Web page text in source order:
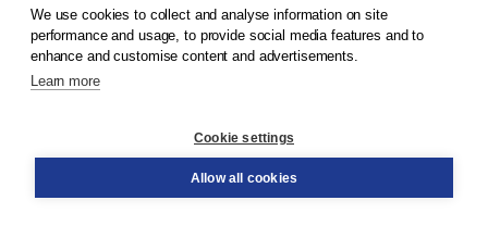
© 2026Koninklijke Boom uitgevers
Order
We use cookies to collect and analyse information on site
performance and usage, to provide social media features and to
enhance and customise content and advertisements.
Learn more
Cookie settings
Allow all cookies